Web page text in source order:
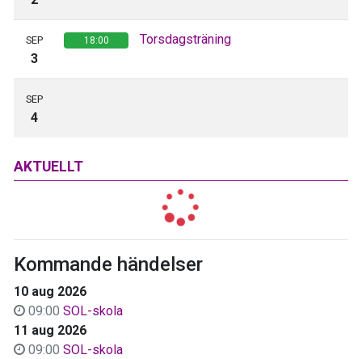
AKTUELLT
Kommande händelser
10 aug 2026
09:00 SOL-skola
11 aug 2026
09:00 SOL-skola
SEP
3
18:00 Torsdagsträning
SEP
4